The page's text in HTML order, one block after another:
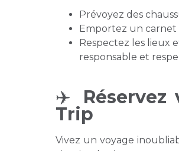
Prévoyez des
Emportez un
Respectez les lieux
responsable et
✈️
Trip
Vivez un voyage